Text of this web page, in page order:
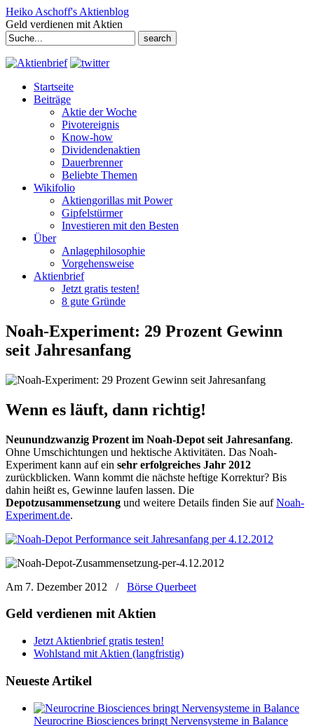
Heiko Aschoff's Aktienblog
Geld verdienen mit Aktien
Search
for:
Startseite
Beiträge
Aktie der Woche
Pivotereignis
Know-how
Dividendenaktien
Dauerbrenner
Beliebte Themen
Wikifolio
Aktiengorillas mit Power
Gipfelstürmer
Investieren mit den Besten
Über
Anlagephilosophie
Vorgehensweise
Aktienbrief
Jetzt gratis testen!
8 gute Gründe
Noah-Experiment: 29 Prozent Gewinn
seit Jahresanfang
Wenn es läuft, dann richtig!
Neunundzwanzig Prozent im Noah-Depot seit Jahresanfang.
Ohne Umschichtungen und hektische Aktivitäten. Das Noah-
Experiment kann auf ein sehr erfolgreiches Jahr 2012
zurückblicken. Wann kommt die nächste heftige Korrektur? Bis
dahin heißt es, Gewinne laufen lassen. Die
Depotzusammensetzung und weitere Details finden Sie aufNoah-
Experiment.de.
Am 7. Dezember 2012 / Börse Querbeet
Geld verdienen mit Aktien
Jetzt Aktienbrief gratis testen!
Wohlstand mit Aktien (langfristig)
Neueste Artikel
Neurocrine Biosciences bringt Nervensysteme in Balance